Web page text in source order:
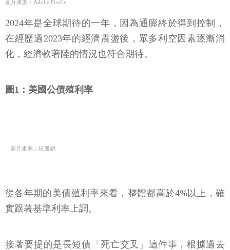
圖片來源：Adobe Firefly
2024年是全球期待的一年，因為通膨終於得到控制，
在經歷過2023年的經濟震盪後，眾多利空因素逐漸消
化，經濟軟著陸的情況也符合期待。
圖1：美國公債殖利率
圖片來源：玩股網
從各年期的美債殖利率來看，整體都高於4%以上，確
實跟著基準利率上調。
接著要提的是長短債「死亡交叉」這件事，根據過去